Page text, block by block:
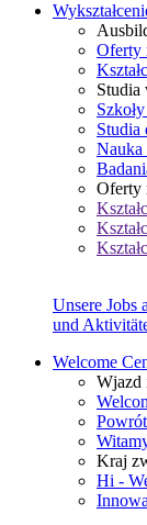
Oferty
Studia
Studia
Nauka
Oferty
Unsere Jobs
und
Welcome
Wjazd
Powrót
Kraj
Hi -